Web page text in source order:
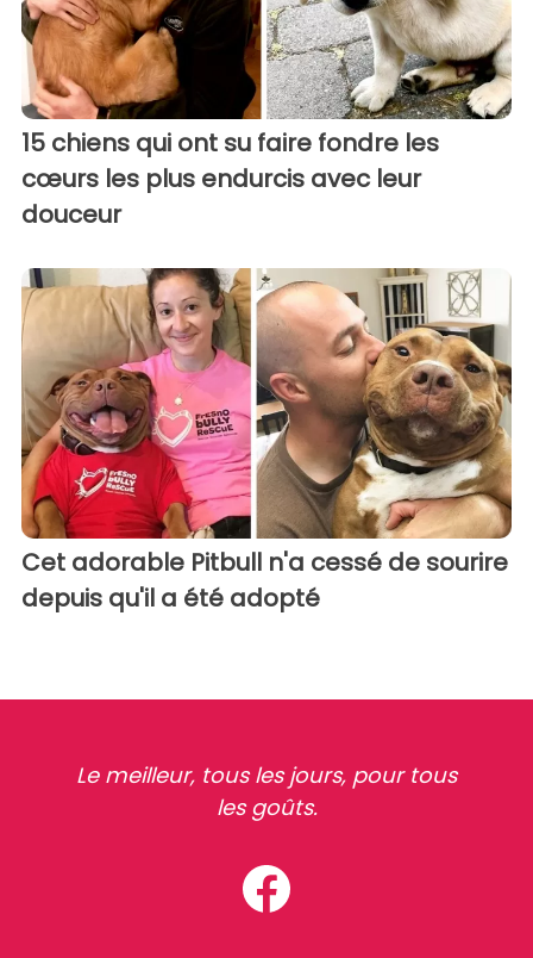
15 chiens qui ont su faire fondre les
cœurs les plus endurcis avec leur
douceur
Cet adorable Pitbull n'a cessé de sourire
depuis qu'il a été adopté
Le meilleur, tous les jours, pour tous
les goûts.